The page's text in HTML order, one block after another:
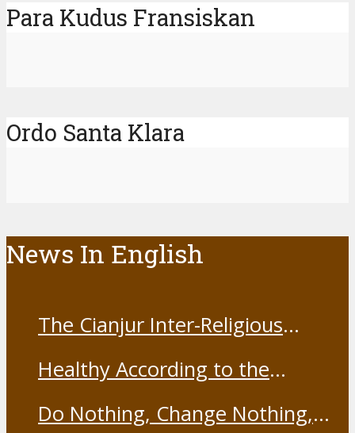
Para Kudus Fransiskan
Ordo Santa Klara
News In English
The Cianjur Inter-Religious
19 Vaccine
Healthy According to the
Do Nothing, Change Nothing,